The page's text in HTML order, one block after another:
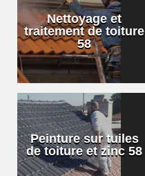
Nettoyage et
traitement de toiture
58
Peinture sur tuiles
de toiture et zinc 58